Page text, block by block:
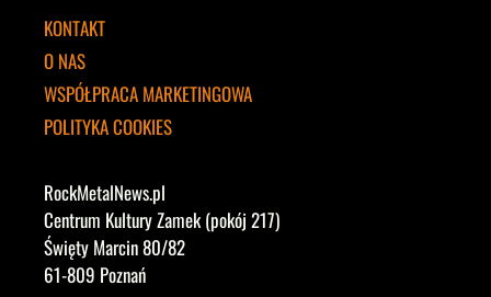
KONTAKT
O NAS
WSPÓŁPRACA MARKETINGOWA
POLITYKA COOKIES
RockMetalNews.pl
Centrum Kultury Zamek (pokój 217)
Święty Marcin 80/82
61-809 Poznań